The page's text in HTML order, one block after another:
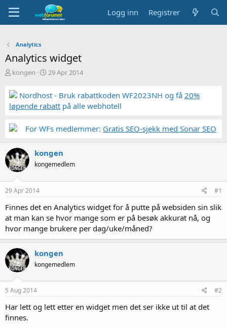
Logg inn Registrer
Analytics
Analytics widget
T
å
d
s
a
e
r
kongen
S
r
t
a
29 Apr 2014
Nordhost - Bruk rabattkoden WF2023NH og få 20%
løpende rabatt på alle webhotell
For WFs medlemmer: Gratis SEO-sjekk med Sonar SEO
kongen
kongemedlem
29 Apr 2014 #1
Finnes det en Analytics widget for å putte på websiden sin slik
at man kan se hvor mange som er på besøk akkurat nå, og
hvor mange brukere per dag/uke/måned?
kongen
kongemedlem
5 Aug 2014 #2
Har lett og lett etter en widget men det ser ikke ut til at det
finnes.